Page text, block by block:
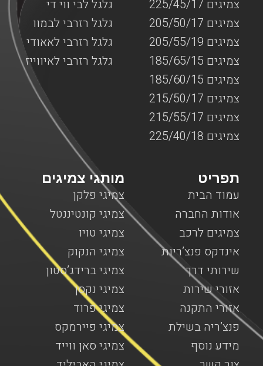
גלגל לבי ווי די
גלגל רזרבי לבמוו
גלגל רזרבי לאאודי
גלגל רזרבי לאיווייז
צמיגים 225/45/17
צמיגים 205/50/17
צמיגים 205/55/19
צמיגים 185/65/15
צמיגים 185/60/15
צמיגים 215/50/17
צמיגים 215/55/17
צמיגים 225/40/18
מותגי צמיגים
צמיגי פלקן
צמיגי קונטיננטל
צמיגי טויו
צמיגי הנקוק
צמיגי ברידג’סטון
צמיגי נקסן
צמיגי פרוד
צמיגי פיירמקס
צמיגי סאן ווייד
תפריט
עמוד הבית
אודות החברה
צמיגים לרכב
אינדקס פנצ’ריות
שירותי דרך
אזורי שירות
אזורי התקנה
פנצ’ריה בשילת
מידע נוסף